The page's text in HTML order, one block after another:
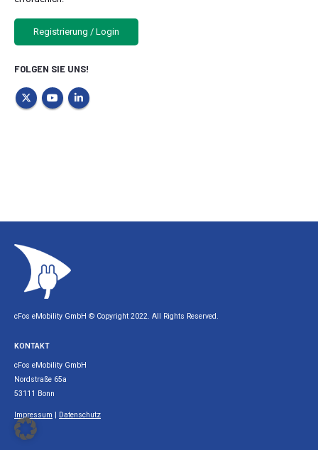
Registrierung / Login
FOLGEN SIE UNS!
cFos eMobility GmbH © Copyright 2022. All Rights Reserved.
KONTAKT
cFos eMobility GmbH
Nordstraße 65a
53111 Bonn
Impressum | Datenschutz